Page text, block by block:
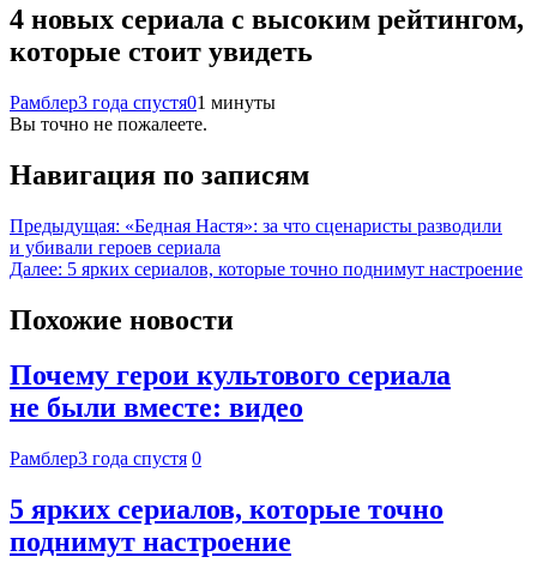
4 новых сериала с высоким рейтингом,
которые стоит увидеть
Рамблер3 года спустя01 минуты
Вы точно не пожалеете.
Навигация по записям
Предыдущая: «Бедная Настя»: за что сценаристы разводили
и убивали героев сериала
Далее: 5 ярких сериалов, которые точно поднимут настроение
Похожие новости
Почему герои культового сериала
не были вместе: видео
Рамблер3 года спустя 0
5 ярких сериалов, которые точно
поднимут настроение